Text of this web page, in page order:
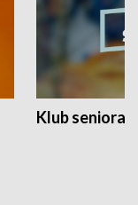
Klub seniora